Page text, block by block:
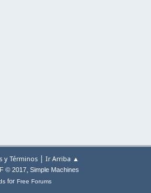
y Términos | Ir Arriba ▲
© 2017, Simple Machines
for Free Forums